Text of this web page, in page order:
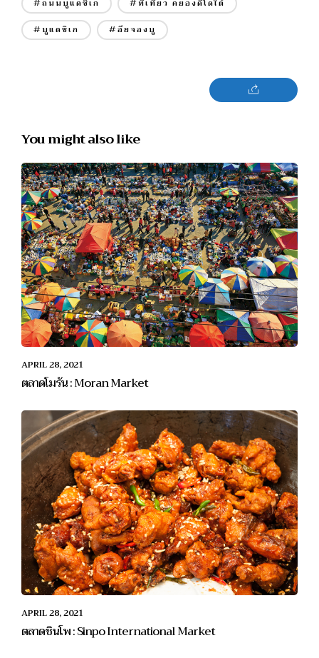
#ถนนบูแดชิเก
#ที่เที่ยว คยองดีโดใต้
#บูแดชิเก
#อึยจองบู
You might also like
APRIL 28, 2021
ตลาดโมรัน : Moran Market
APRIL 28, 2021
ตลาดชินโพ : Sinpo International Market